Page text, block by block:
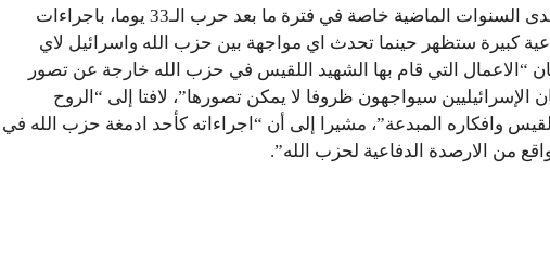
قربانا في هذا المجال وهو قام على مدى السنوات الماضية خاصة في فترة ما بعد حرب الـ33 يوما، باجراءات
كبيرة ستظهر حينما تحدث اي مواجهة بين حزب الله واسرائيل لاي
“الاعمال التي قام بها الشهيد اللقيس في حزب الله خارجة عن تصور
الإسرائيليين سيواجهون ظروفا لا يمكن تصورها”، لافتا إلى “الروح
وافكاره المبدعة”، مشيرا إلى أن “اجراءاته كأحد ادمغة حزب الله في
من الارصدة الدفاعية لحزب الله”.